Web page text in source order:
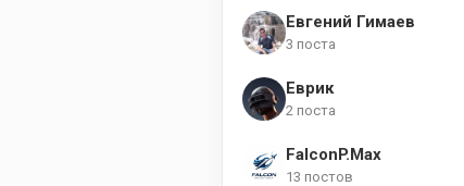
Евгений Гимаев
3 поста
Еврик
2 поста
FalconP.Max
13 постов